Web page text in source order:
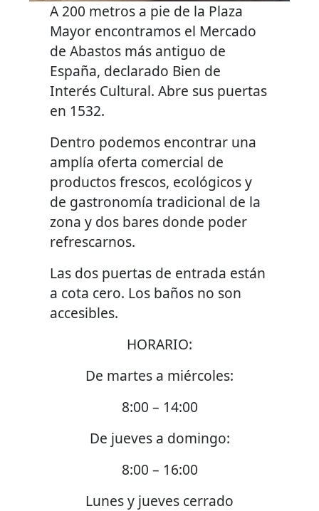
A 200 metros a pie de la Plaza
Mayor encontramos el Mercado
de Abastos más antiguo de
España, declarado Bien de
Interés Cultural. Abre sus puertas
en 1532.
Dentro podemos encontrar una
amplía oferta comercial de
productos frescos, ecológicos y
de gastronomía tradicional de la
zona y dos bares donde poder
refrescarnos.
Las dos puertas de entrada están
a cota cero. Los baños no son
accesibles.
HORARIO:
De martes a miércoles:
8:00 – 14:00
De jueves a domingo:
8:00 – 16:00
Lunes y jueves cerrado